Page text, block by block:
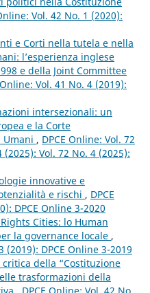
Vol. 42 No. 1 (2020):
e Corti nella tutela e nella
l’esperienza inglese
e della Joint Committee
Online: Vol. 41 No. 4 (2019):
intersezionali: un
e la Corte
, DPCE Online: Vol. 72
Vol. 72 No. 4 (2025):
innovative e
e rischi , DPCE
DPCE Online 3-2020
Cities: lo Human
la governance locale ,
(2019): DPCE Online 3-2019
critica della “Costituzione
trasformazioni della